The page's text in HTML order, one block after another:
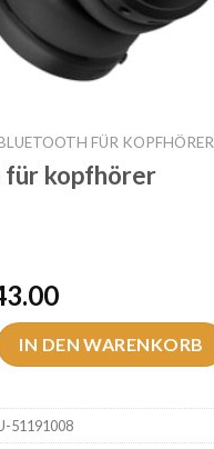
FÜR KOPFHÖRER
kopfhörer
Menge
IN DEN WARENKORB
51191008